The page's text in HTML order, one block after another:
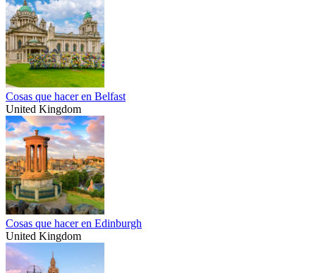
Cosas que hacer en Belfast
United Kingdom
Cosas que hacer en Edinburgh
United Kingdom